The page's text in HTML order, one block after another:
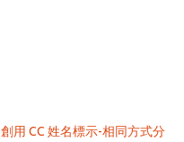
創用 CC 姓名標示-相同方式分